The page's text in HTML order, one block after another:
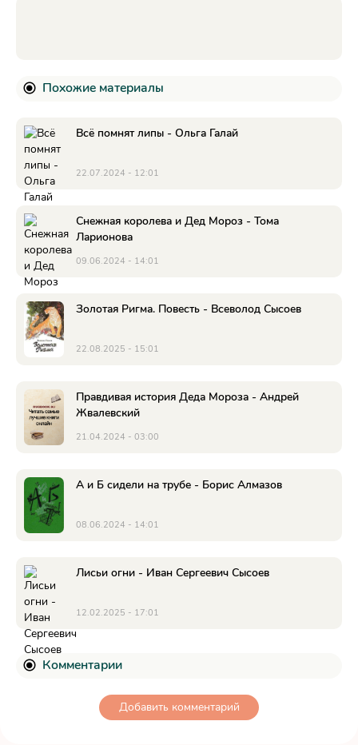
Похожие материалы
Всё помнят липы - Ольга Галай
22.07.2024 - 12:01
Снежная королева и Дед Мороз - Тома
Ларионова
09.06.2024 - 14:01
Золотая Ригма. Повесть - Всеволод Сысоев
22.08.2025 - 15:01
Правдивая история Деда Мороза - Андрей
Жвалевский
21.04.2024 - 03:00
А и Б сидели на трубе - Борис Алмазов
08.06.2024 - 14:01
Лисьи огни - Иван Сергеевич Сысоев
12.02.2025 - 17:01
Комментарии
Добавить комментарий